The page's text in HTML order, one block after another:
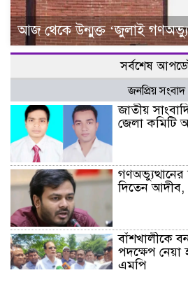
আজ থেকে উন্মুক্ত ‘জুলাই
সর্বশেষ
জনপ্রিয় সংবাদ
জাতীয়
জেলা কমিটি
গণঅভ্যুত্থানের
দিতেন আদীব,
বাঁশখালীকে
পদক্ষেপ
এমপি